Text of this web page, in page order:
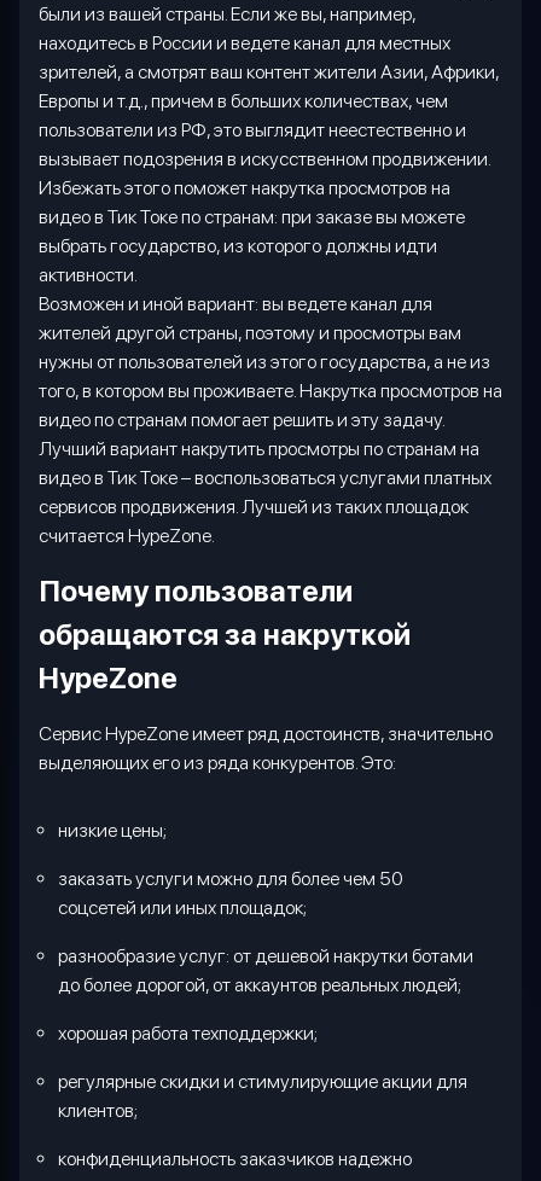
были из вашей страны. Если же вы, например,
находитесь в России и ведете канал для местных
зрителей, а смотрят ваш контент жители Азии, Африки,
Европы и т.д., причем в больших количествах, чем
пользователи из РФ, это выглядит неестественно и
вызывает подозрения в искусственном продвижении.
Избежать этого поможет накрутка просмотров на
видео в Тик Токе по странам: при заказе вы можете
выбрать государство, из которого должны идти
активности.
Возможен и иной вариант: вы ведете канал для
жителей другой страны, поэтому и просмотры вам
нужны от пользователей из этого государства, а не из
того, в котором вы проживаете. Накрутка просмотров на
видео по странам помогает решить и эту задачу.
Лучший вариант накрутить просмотры по странам на
видео в Тик Токе – воспользоваться услугами платных
сервисов продвижения. Лучшей из таких площадок
считается HypeZone.
Почему пользователи
обращаются за накруткой
HypeZone
СервисHypeZoneимеет ряд достоинств, значительно
выделяющих его из ряда конкурентов. Это:
низкие цены;
заказать услуги можно для более чем 50
соцсетей или иных площадок;
разнообразие услуг: от дешевой накрутки ботами
до более дорогой, от аккаунтов реальных людей;
хорошая работа техподдержки;
регулярные скидки и стимулирующие акции для
клиентов;
конфиденциальность заказчиков надежно